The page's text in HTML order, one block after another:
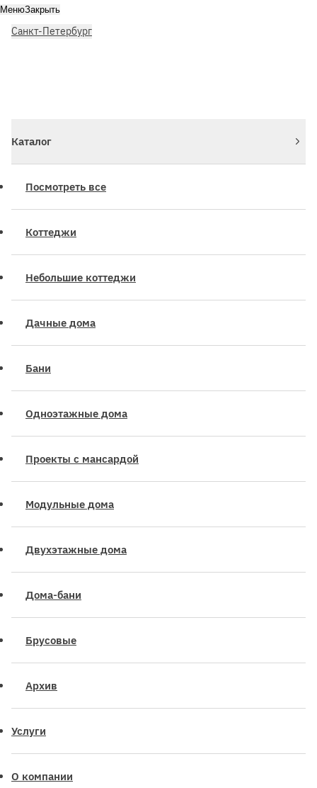
Санкт-Петербург
МенюЗакрыть
Каталог
Посмотреть все
Коттеджи
Небольшие коттеджи
Дачные дома
Бани
Одноэтажные дома
Проекты с мансардой
Модульные дома
Двухэтажные дома
Дома-бани
Брусовые
Архив
Услуги
О компании